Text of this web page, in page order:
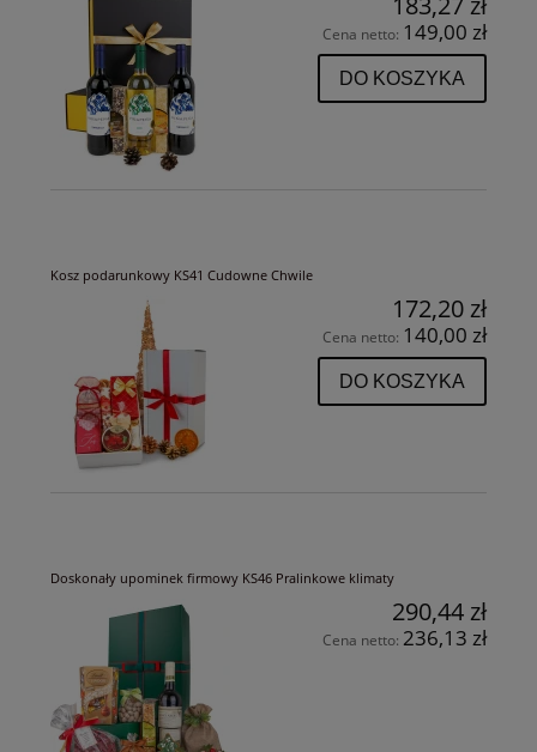
Cena netto: 149,00 zł
DO KOSZYKA
Kosz podarunkowy KS41 Cudowne Chwile
172,20 zł
Cena netto: 140,00 zł
DO KOSZYKA
Doskonały upominek firmowy KS46 Pralinkowe klimaty
290,44 zł
Cena netto: 236,13 zł